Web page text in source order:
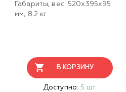
Габариты, вес: 520х395х95
мм, 8.2 кг
В КОРЗИНУ
Доступно: 5 шт.